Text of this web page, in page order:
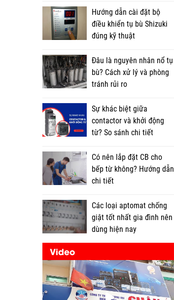
Hướng dẫn cài đặt bộ
điều khiển tụ bù Shizuki
đúng kỹ thuật
Đâu là nguyên nhân nổ tụ
bù? Cách xử lý và phòng
tránh rủi ro
Sự khác biệt giữa
contactor và khởi động
từ? So sánh chi tiết
Có nên lắp đặt CB cho
bếp từ không? Hướng dẫn
chi tiết
Các loại aptomat chống
giật tốt nhất gia đình nên
dùng hiện nay
Video